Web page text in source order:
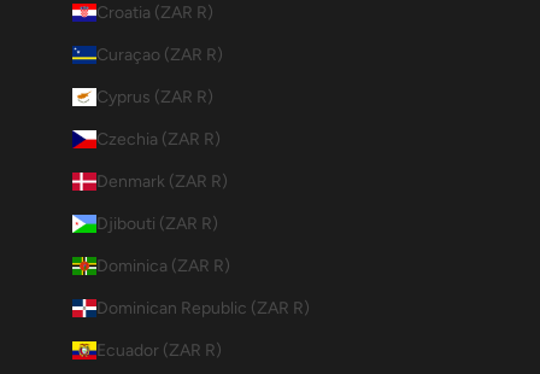
Croatia (ZAR R)
Curaçao (ZAR R)
Cyprus (ZAR R)
Czechia (ZAR R)
Denmark (ZAR R)
Djibouti (ZAR R)
Dominica (ZAR R)
Dominican Republic (ZAR R)
Ecuador (ZAR R)